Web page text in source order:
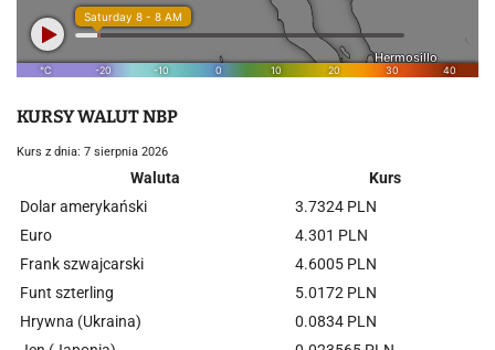
KURSY WALUT NBP
Kurs z dnia: 7 sierpnia 2026
Waluta
Kurs
Dolar amerykański
3.7324 PLN
Euro
4.301 PLN
Frank szwajcarski
4.6005 PLN
Funt szterling
5.0172 PLN
Hrywna (Ukraina)
0.0834 PLN